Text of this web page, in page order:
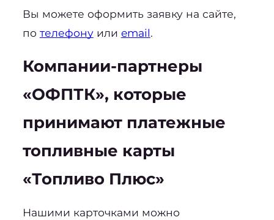
Вы можете оформить заявку на сайте,
по телефону или email.
Компании-партнеры
«ОФПТК», которые
принимают платежные
топливные карты
«Топливо Плюс»
Нашими карточками можно